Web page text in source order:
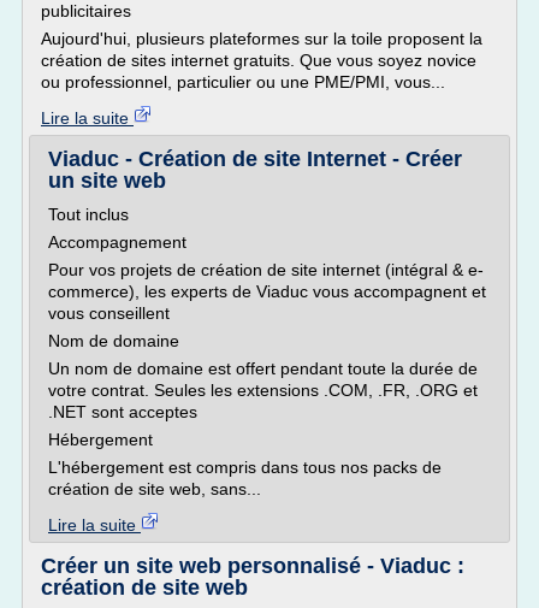
publicitaires
Aujourd'hui, plusieurs plateformes sur la toile proposent la
création de sites internet gratuits. Que vous soyez novice
ou professionnel, particulier ou une PME/PMI, vous...
Lire la suite
Viaduc - Création de site Internet - Créer
un site web
Tout inclus
Accompagnement
Pour vos projets de création de site internet (intégral & e-
commerce), les experts de Viaduc vous accompagnent et
vous conseillent
Nom de domaine
Un nom de domaine est offert pendant toute la durée de
votre contrat. Seules les extensions .COM, .FR, .ORG et
.NET sont acceptes
Hébergement
L'hébergement est compris dans tous nos packs de
création de site web, sans...
Lire la suite
Créer un site web personnalisé - Viaduc :
création de site web